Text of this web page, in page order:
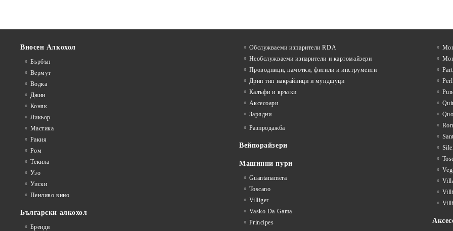
Вносен Алкохол
Бърбън
Вермут
Водка
Джин
Коняк
Ликьор
Мастика
Ракия
Ром
Текила
Узо
Уиски
Пенливо вино
Български алкохол
Бренди
Обслужваеми изпарители RDA
Необслужваеми изпарители и картомайзери
Проводници, намотки, фитили и инструменти
Дрип тип накрайници и мундщуци
Калъфи и връзки
Аксесоари
Зарядни
Разпродажба
Вейпорайзери
Машинни пури
Guantanamera
Toscano
Villiger
Vasko Da Gama
Principes